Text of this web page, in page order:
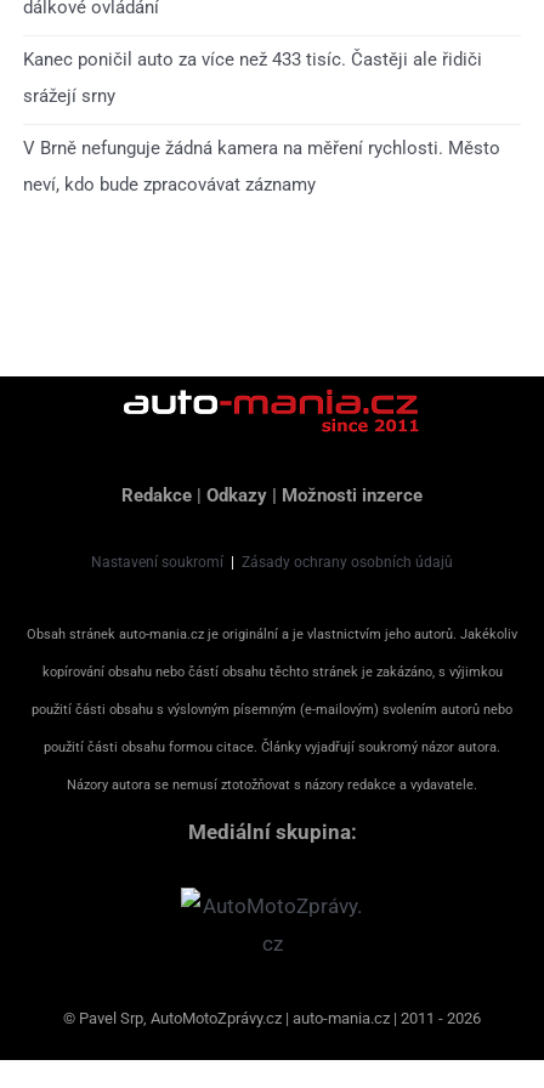
dálkové ovládání
Kanec poničil auto za více než 433 tisíc. Častěji ale řidiči
srážejí srny
V Brně nefunguje žádná kamera na měření rychlosti. Město
neví, kdo bude zpracovávat záznamy
Redakce | Odkazy | Možnosti inzerce
Nastavení soukromí Zásady ochrany osobních údajů
Obsah stránek auto-mania.cz je originální a je vlastnictvím jeho autorů. Jakékoliv
kopírování obsahu nebo částí obsahu těchto stránek je zakázáno, s výjimkou
použití části obsahu s výslovným písemným (e-mailovým) svolením autorů nebo
použití části obsahu formou citace. Články vyjadřují soukromý názor autora.
Názory autora se nemusí ztotožňovat s názory redakce a vydavatele.
Mediální skupina:
© Pavel Srp, AutoMotoZprávy.cz | auto-mania.cz | 2011 - 2026